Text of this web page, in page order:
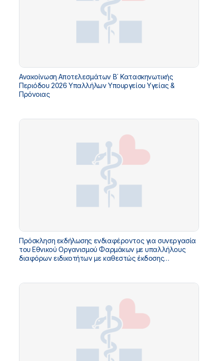
Ανακοίνωση Αποτελεσμάτων Β΄ Κατασκηνωτικής
Περιόδου 2026 Υπαλλήλων Υπουργείου Υγείας &
Πρόνοιας
Πρόσκληση εκδήλωσης ενδιαφέροντος για συνεργασία
του Εθνικού Οργανισμού Φαρμάκων με υπαλλήλους
διαφόρων ειδικοτήτων με καθεστώς έκδοσης